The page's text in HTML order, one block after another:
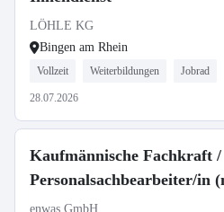
LÖHLE KG
Bingen am Rhein
Vollzeit Weiterbildungen Jobrad
28.07.2026
Kaufmännische Fachkraft /
Personalsachbearbeiter/in
enwas GmbH